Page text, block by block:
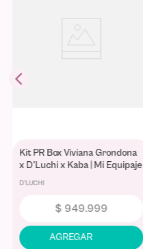
Kit PR Box Viviana Grondona
x D'Luchi x Kaba | Mi Equipaje
D'LUCHI
$ 949.999